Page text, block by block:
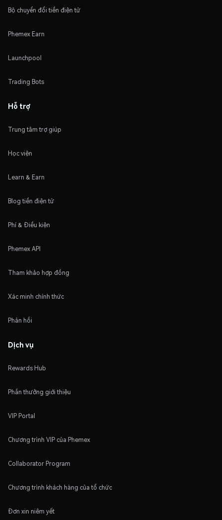
Bộ chuyển đổi tiền điện tử
Phemex Earn
Launchpool
Trading Bots
Hỗ trợ
Trung tâm trợ giúp
Học viện
Learn & Earn
Blog tiền điện tử
Phí & Điều kiện
Phemex API
Tham khảo hợp đồng
Xác minh chính thức
Phản hồi
Dịch vụ
Rewards Hub
Phần thưởng giới thiệu
VIP Portal
Chương trình VIP của Phemex
Collaborator Program
Chương trình khách hàng của tổ chức
Đơn xin niêm yết